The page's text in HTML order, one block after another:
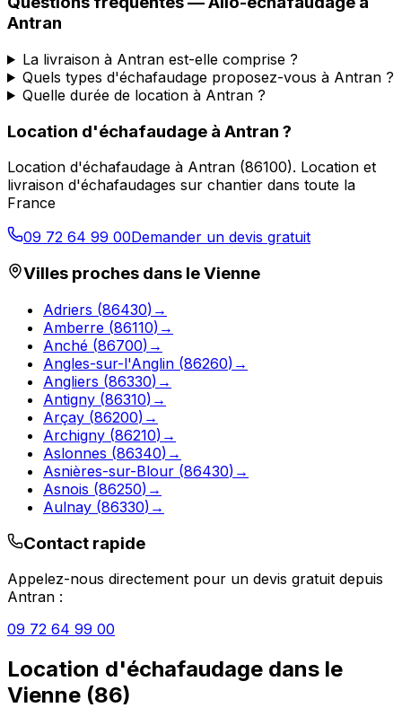
Antran
La livraison à Antran est-elle comprise ?
Quels types d'échafaudage proposez-vous à Antran ?
Quelle durée de location à Antran ?
Location d'échafaudage à Antran ?
Location d'échafaudage à Antran (86100). Location et
livraison d'échafaudages sur chantier dans toute la
France
09 72 64 99 00Demander un devis gratuit
Villes proches dans leVienne
Adriers (86430) →
Amberre (86110) →
Anché (86700) →
Angles-sur-l'Anglin (86260) →
Angliers (86330) →
Antigny (86310) →
Arçay (86200) →
Archigny (86210) →
Aslonnes (86340) →
Asnières-sur-Blour (86430) →
Asnois (86250) →
Aulnay (86330) →
Contact rapide
Appelez-nous directement pour un devis gratuit depuis
Antran :
09 72 64 99 00
Location d'échafaudage dans le
Vienne (86)